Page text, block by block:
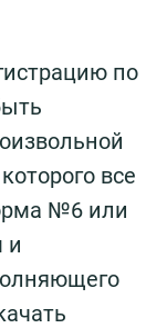
по
все
№6 или
и